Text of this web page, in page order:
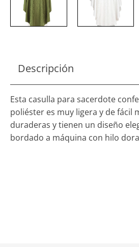
Descripción
Esta casulla para sacerdote
poliéster es muy ligera y de fácil
duraderas y tienen un diseño
bordado a máquina con hilo